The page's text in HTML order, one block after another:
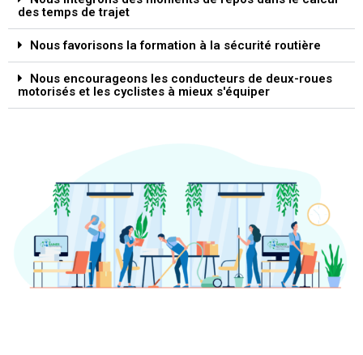
des temps de trajet
Nous favorisons la formation à la sécurité routière
Nous encourageons les conducteurs de deux-roues
motorisés et les cyclistes à mieux s'équiper